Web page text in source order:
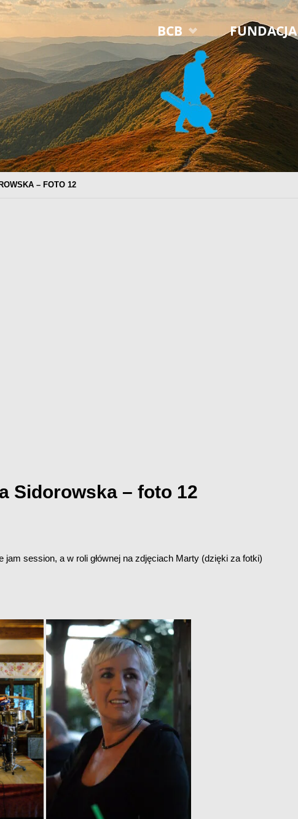
Przejdź
do
treści
BCB FUNDACJA
– FOTO 12
Sidorowska – foto 12
session, a w roli głównej na zdjęciach Marty (dzięki za fotki)